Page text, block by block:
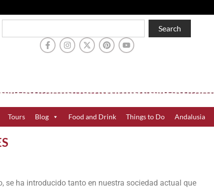
Search
Tours Blog Food and Drink Things to Do Andalusia
se ha introducido tanto en nuestra sociedad actual que